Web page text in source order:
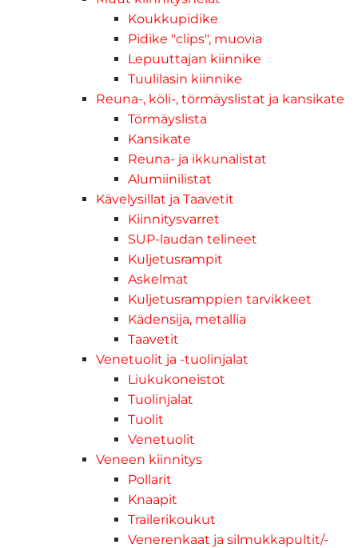
Koukkupidike
Pidike "clips", muovia
Lepuuttajan kiinnike
Tuulilasin kiinnike
Reuna-, köli-, törmäyslistat ja kansikate
Törmäyslista
Kansikate
Reuna- ja ikkunalistat
Alumiinilistat
Kävelysillat ja Taavetit
Kiinnitysvarret
SUP-laudan telineet
Kuljetusrampit
Askelmat
Kuljetusramppien tarvikkeet
Kädensija, metallia
Taavetit
Venetuolit ja -tuolinjalat
Liukukoneistot
Tuolinjalat
Tuolit
Venetuolit
Veneen kiinnitys
Pollarit
Knaapit
Trailerikoukut
Venerenkaat ja silmukkapultit/-